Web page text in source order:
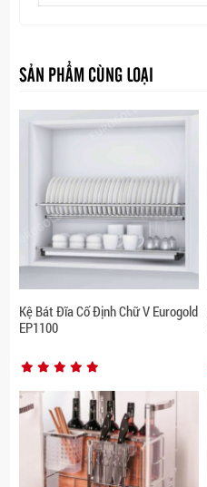
SẢN PHẨM CÙNG LOẠI
Kệ Bát Đĩa Cố Định Chữ V Eurogold
EP1100